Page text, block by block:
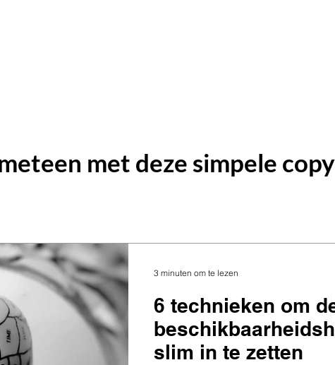
6 technieken om
slim in te zetten
3 minuten om te lezen
met deze simpele